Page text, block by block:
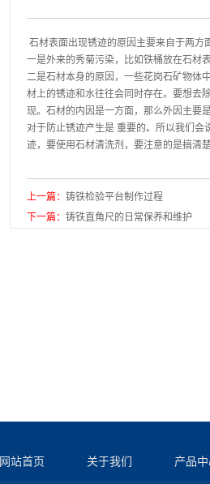
石材表面出现锈迹的原因主要来自于两方
一是外来的秀菊污染，比如铁桶放在石材
二是石材本身的原因，一些花岗石矿物体
材上的锈迹和水往往会同时存在。要想去
现。石材的内因是一方面，那么外因主要
对于防止锈迹产生是 重要的。所以我们
迹，要使用石材清洗剂，要注意的是搞清
上一篇： 铸铁检验平台制作过程
下一篇： 铸铁直角尺的日常保养和维护
网站首页 关于我们 产品